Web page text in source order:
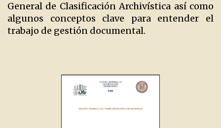
General de Clasificación Archivística así como
algunos conceptos clave para entender el
trabajo de gestión documental.